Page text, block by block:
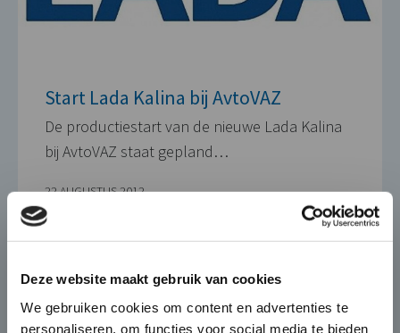
Deze website maakt gebruik van cookies
We gebruiken cookies om content en advertenties te
personaliseren, om functies voor social media te bieden
Start Lada Kalina bij AvtoVAZ
De productiestart van de nieuwe Lada Kalina
bij AvtoVAZ staat gepland…
22 AUGUSTUS 2012
Mobility
×